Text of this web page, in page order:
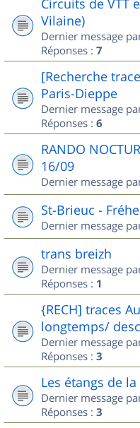
Circuits de VTT
Vilaine)
Dernier message
Réponses : 7
[Recherche
Paris-Dieppe
Dernier message
Réponses : 6
RANDO
16/09
Dernier message
St-Brieuc -
Dernier message
trans breizh
Dernier message
Réponses : 1
{RECH] traces
longtemps/
Dernier message
Réponses : 3
Les étangs de
Dernier message
Réponses : 3